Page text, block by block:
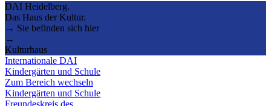
DAI Heidelberg.
Das Haus der Kultur.
→ Sie befinden sich hier
→
Kulturhaus
Internationale DAI
Kindergärten und Schule
Zum Bereich wechseln
Kindergärten und Schule
Freundeskreis des